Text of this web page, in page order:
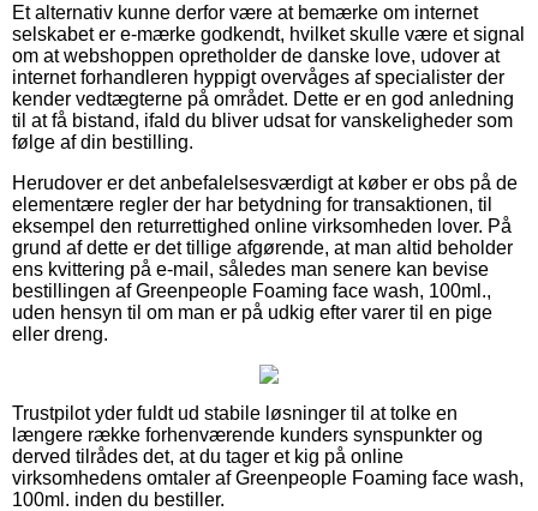
Et alternativ kunne derfor være at bemærke om internet
selskabet er e-mærke godkendt, hvilket skulle være et signal
om at webshoppen opretholder de danske love, udover at
internet forhandleren hyppigt overvåges af specialister der
kender vedtægterne på området. Dette er en god anledning
til at få bistand, ifald du bliver udsat for vanskeligheder som
følge af din bestilling.
Herudover er det anbefalelsesværdigt at køber er obs på de
elementære regler der har betydning for transaktionen, til
eksempel den returrettighed online virksomheden lover. På
grund af dette er det tillige afgørende, at man altid beholder
ens kvittering på e-mail, således man senere kan bevise
bestillingen af Greenpeople Foaming face wash, 100ml.,
uden hensyn til om man er på udkig efter varer til en pige
eller dreng.
Trustpilot yder fuldt ud stabile løsninger til at tolke en
længere række forhenværende kunders synspunkter og
derved tilrådes det, at du tager et kig på online
virksomhedens omtaler af Greenpeople Foaming face wash,
100ml. inden du bestiller.